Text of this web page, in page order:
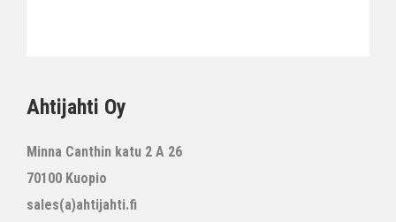
Ahtijahti Oy
Minna Canthin katu 2 A 26
70100 Kuopio
sales(a)ahtijahti.fi